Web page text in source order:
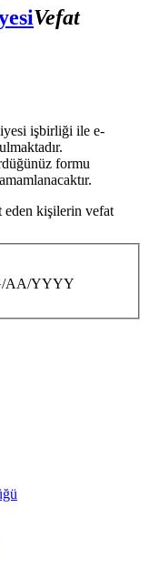
Vefat
işbirliği ile e-
formu
kişilerin vefat
AA/YYYY